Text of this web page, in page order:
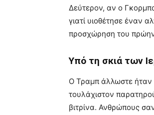
Δεύτερον, αν ο
γιατί υιοθέτησε έναν
προσχώρηση του
Υπό τη σκιά των
Ο Τραμπ άλλωστε ήταν
τουλάχιστον
βιτρίνα. Ανθρώπους